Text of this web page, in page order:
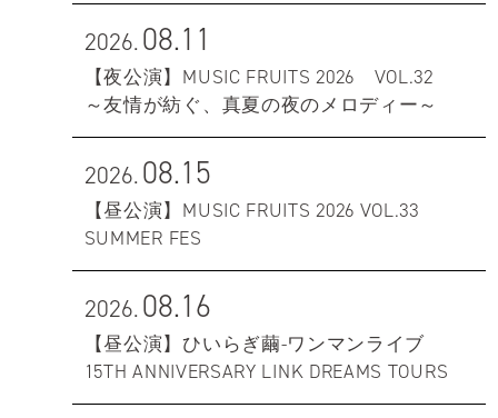
2026.08.11
【夜公演】MUSIC FRUITS 2026 VOL.32
～友情が紡ぐ、真夏の夜のメロディー～
2026.08.15
【昼公演】MUSIC FRUITS 2026 VOL.33
SUMMER FES
2026.08.16
【昼公演】ひいらぎ繭-ワンマンライブ
15TH ANNIVERSARY LINK DREAMS TOURS